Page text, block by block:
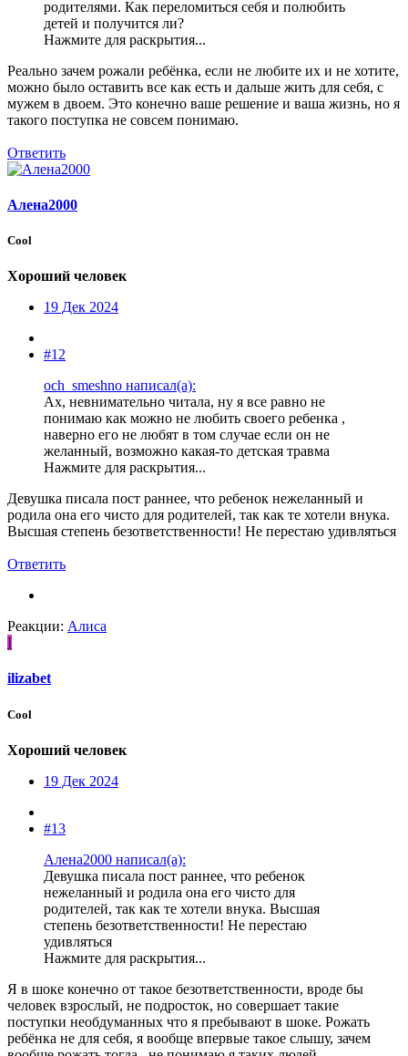
родителями. Как переломиться себя и полюбить
детей и получится ли?
Нажмите для раскрытия...
Реально зачем рожали ребёнка, если не любите их и не хотите,
можно было оставить все как есть и дальше жить для себя, с
мужем в двоем. Это конечно ваше решение и ваша жизнь, но я
такого поступка не совсем понимаю.
Ответить
Алена2000
Cool
Хороший человек
19 Дек 2024
#12
och_smeshno написал(а):
Ах, невнимательно читала, ну я все равно не
понимаю как можно не любить своего ребенка ,
наверно его не любят в том случае если он не
желанный, возможно какая-то детская травма
Нажмите для раскрытия...
Девушка писала пост раннее, что ребенок нежеланный и
родила она его чисто для родителей, так как те хотели внука.
Высшая степень безответственности! Не перестаю удивляться
Ответить
Реакции: Алиса
I
ilizabet
Cool
Хороший человек
19 Дек 2024
#13
Алена2000 написал(а):
Девушка писала пост раннее, что ребенок
нежеланный и родила она его чисто для
родителей, так как те хотели внука. Высшая
степень безответственности! Не перестаю
удивляться
Нажмите для раскрытия...
Я в шоке конечно от такое безответственности, вроде бы
человек взрослый, не подросток, но совершает такие
поступки необдуманных что я пребывают в шоке. Рожать
ребёнка не для себя, я вообще впервые такое слышу, зачем